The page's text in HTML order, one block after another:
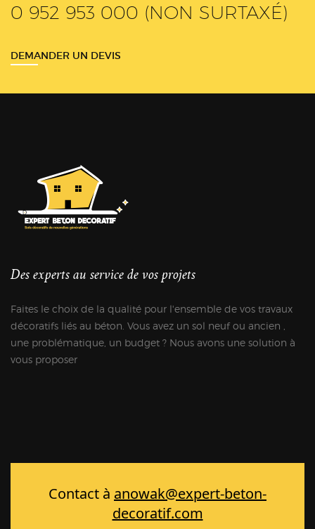
0 952 953 000 (NON SURTAXÉ)
DEMANDER UN DEVIS
Des experts au service de vos projets
Faites le choix de la qualité pour l'ensemble de vos travaux
décoratifs liés au béton. Vous avez un sol neuf ou ancien ,
une problématique, un budget ? Nous avons une solution à
vous proposer